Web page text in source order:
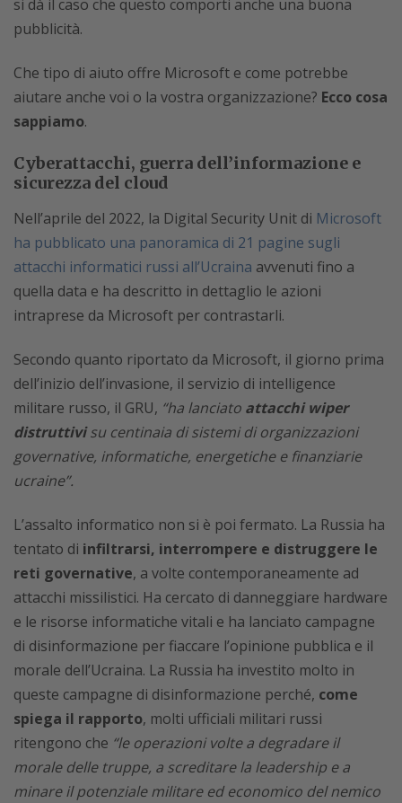
si dà il caso che questo comporti anche una buona
pubblicità.
Che tipo di aiuto offre Microsoft e come potrebbe
aiutare anche voi o la vostra organizzazione? Ecco cosa
sappiamo.
Cyberattacchi, guerra dell’informazione e
sicurezza del cloud
Nell’aprile del 2022, la Digital Security Unit di Microsoft
ha pubblicato una panoramica di 21 pagine sugli
attacchi informatici russi all’Ucraina avvenuti fino a
quella data e ha descritto in dettaglio le azioni
intraprese da Microsoft per contrastarli.
Secondo quanto riportato da Microsoft, il giorno prima
dell’inizio dell’invasione, il servizio di intelligence
militare russo, il GRU, “ha lanciato attacchi wiper
distruttivisu centinaia di sistemi di organizzazioni
governative, informatiche, energetiche e finanziarie
ucraine”.
L’assalto informatico non si è poi fermato. La Russia ha
tentato di infiltrarsi, interrompere e distruggere le
reti governative, a volte contemporaneamente ad
attacchi missilistici. Ha cercato di danneggiare hardware
e le risorse informatiche vitali e ha lanciato campagne
di disinformazione per fiaccare l’opinione pubblica e il
morale dell’Ucraina. La Russia ha investito molto in
queste campagne di disinformazione perché, come
spiega il rapporto, molti ufficiali militari russi
ritengono che “le operazioni volte a degradare il
morale delle truppe, a screditare la leadership e a
minare il potenziale militare ed economico del nemico